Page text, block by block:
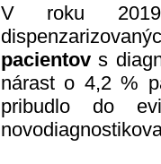
V roku 2019
pacientovs
nárast o 4,2 %
pribudlo do